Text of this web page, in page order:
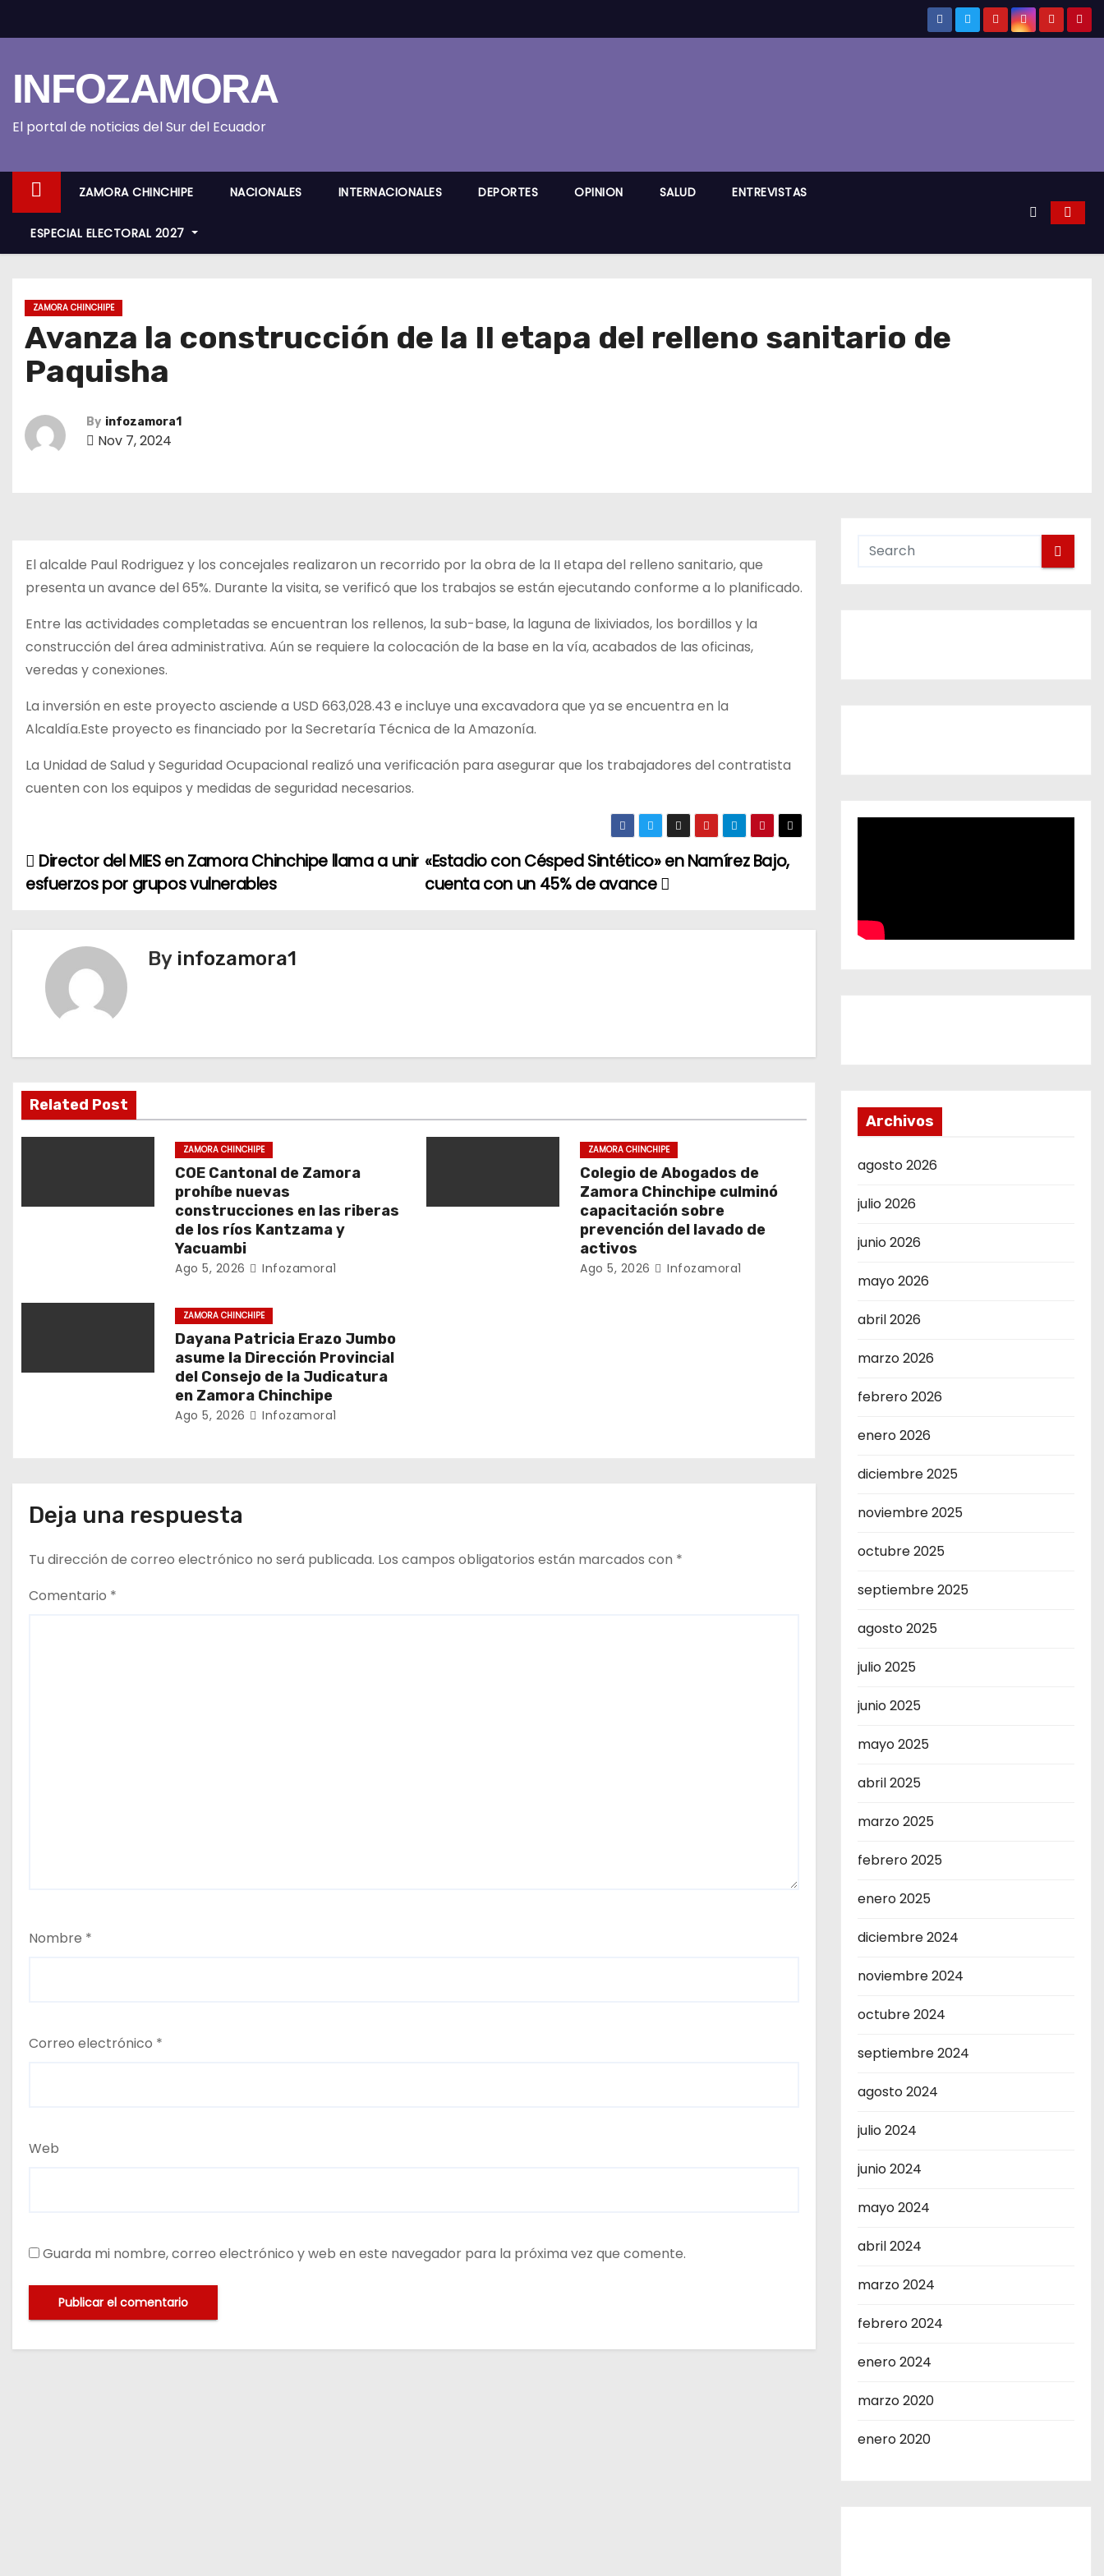
k
o
INFOZAMORA
El portal de noticias del Sur del Ecuador
ZAMORA CHINCHIPE NACIONALES INTERNACIONALES DEPORTES OPINION SALUD ENTREVISTAS
ESPECIAL ELECTORAL 2027
ZAMORA CHINCHIPE
Avanza la construcción de la II etapa del relleno sanitario de
Paquisha
By infozamora1
Nov 7, 2024
El alcalde Paul Rodriguez y los concejales realizaron un recorrido por la obra de la II etapa del relleno sanitario, que
presenta un avance del 65%. Durante la visita, se verificó que los trabajos se están ejecutando conforme a lo planificado.
Entre las actividades completadas se encuentran los rellenos, la sub-base, la laguna de lixiviados, los bordillos y la
construcción del área administrativa. Aún se requiere la colocación de la base en la vía, acabados de las oficinas,
veredas y conexiones.
La inversión en este proyecto asciende a USD 663,028.43 e incluye una excavadora que ya se encuentra en la
Alcaldía.Este proyecto es financiado por la Secretaría Técnica de la Amazonía.
La Unidad de Salud y Seguridad Ocupacional realizó una verificación para asegurar que los trabajadores del contratista
cuenten con los equipos y medidas de seguridad necesarios.
N
v
i
ó
d
s
«Estadio con Césped Sintético» en Namírez Bajo,
cuenta con un 45% de avance
Director del MIES en Zamora Chinchipe llama a unir
esfuerzos por grupos vulnerables
By infozamora1
Related Post
ZAMORA CHINCHIPE
COE Cantonal de Zamora
prohíbe nuevas
construcciones en las riberas
de los ríos Kantzama y
Yacuambi
Ago 5, 2026 Infozamora1
ZAMORA CHINCHIPE
Colegio de Abogados de
Zamora Chinchipe culminó
capacitación sobre
prevención del lavado de
activos
Ago 5, 2026 Infozamora1
ZAMORA CHINCHIPE
Dayana Patricia Erazo Jumbo
asume la Dirección Provincial
del Consejo de la Judicatura
en Zamora Chinchipe
Ago 5, 2026 Infozamora1
Deja una respuesta
Tu dirección de correo electrónico no será publicada. Los campos obligatorios están marcados con *
Comentario *
Nombre *
Correo electrónico *
Web
Guarda mi nombre, correo electrónico y web en este navegador para la próxima vez que comente.
Archivos
agosto 2026
julio 2026
junio 2026
mayo 2026
abril 2026
marzo 2026
febrero 2026
enero 2026
diciembre 2025
noviembre 2025
octubre 2025
septiembre 2025
agosto 2025
julio 2025
junio 2025
mayo 2025
abril 2025
marzo 2025
febrero 2025
enero 2025
diciembre 2024
noviembre 2024
octubre 2024
septiembre 2024
agosto 2024
julio 2024
junio 2024
mayo 2024
abril 2024
marzo 2024
febrero 2024
enero 2024
marzo 2020
enero 2020